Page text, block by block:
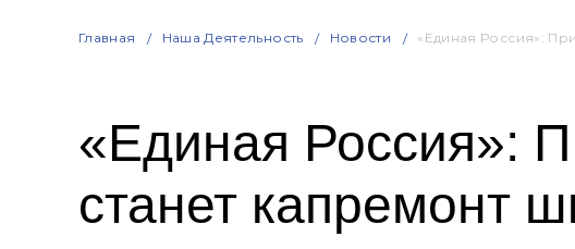
Главная Наша Деятельность Новости «Единая Россия»:
«Единая Россия»:
станет капремонт